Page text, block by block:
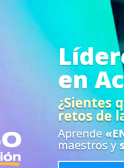
en
¿Sientes
retos de
Aprende
maestros y